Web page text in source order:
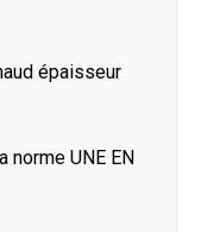
épaisseur
norme UNE EN